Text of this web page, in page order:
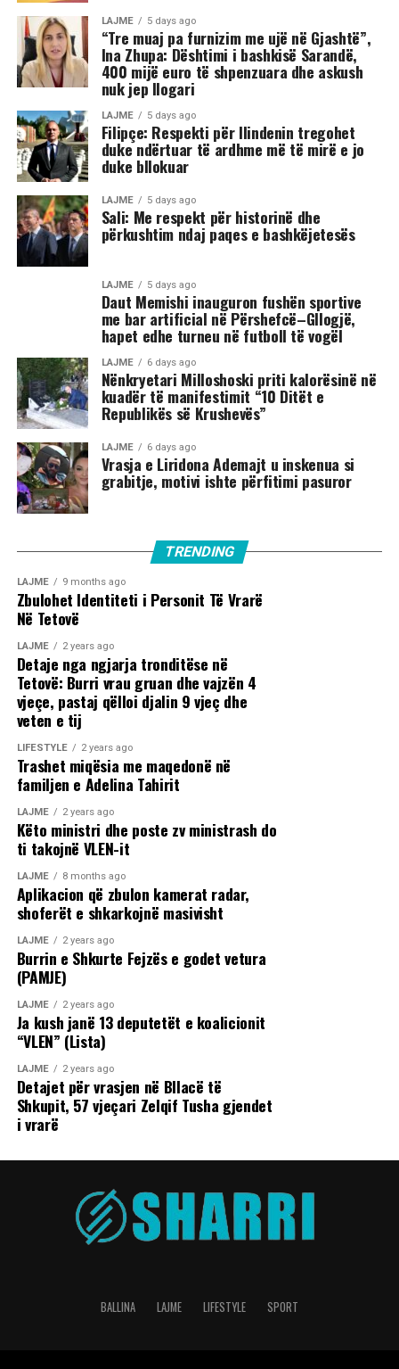
LAJME 5 days ago
“Tre muaj pa furnizim me ujë në Gjashtë”,
Ina Zhupa: Dështimi i bashkisë Sarandë,
400 mijë euro të shpenzuara dhe askush
nuk jep llogari
LAJME 5 days ago
Filipçe: Respekti për Ilindenin tregohet
duke ndërtuar të ardhme më të mirë e jo
duke bllokuar
LAJME 5 days ago
Sali: Me respekt për historinë dhe
përkushtim ndaj paqes e bashkëjetesës
LAJME 5 days ago
Daut Memishi inauguron fushën sportive
me bar artificial në Përshefcë–Gllogjë,
hapet edhe turneu në futboll të vogël
LAJME 6 days ago
Nënkryetari Milloshoski priti kalorësinë në
kuadër të manifestimit “10 Ditët e
Republikës së Krushevës”
LAJME 6 days ago
Vrasja e Liridona Ademajt u inskenua si
grabitje, motivi ishte përfitimi pasuror
TRENDING
LAJME 9 months ago
Zbulohet Identiteti i Personit Të Vrarë
Në Tetovë
LAJME 2 years ago
Detaje nga ngjarja tronditëse në
Tetovë: Burri vrau gruan dhe vajzën 4
vjeçe, pastaj qëlloi djalin 9 vjeç dhe
veten e tij
LIFESTYLE 2 years ago
Trashet miqësia me maqedonë në
familjen e Adelina Tahirit
LAJME 2 years ago
Këto ministri dhe poste zv ministrash do
ti takojnë VLEN-it
LAJME 8 months ago
Aplikacion që zbulon kamerat radar,
shoferët e shkarkojnë masivisht
LAJME 2 years ago
Burrin e Shkurte Fejzës e godet vetura
(PAMJE)
LAJME 2 years ago
Ja kush janë 13 deputetët e koalicionit
“VLEN” (Lista)
LAJME 2 years ago
Detajet për vrasjen në Bllacë të
Shkupit, 57 vjeçari Zelqif Tusha gjendet
i vrarë
BALLINA LAJME LIFESTYLE SPORT